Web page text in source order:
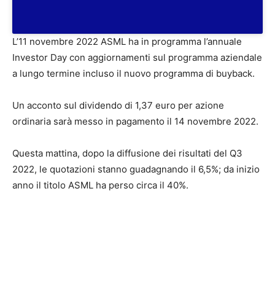
L’11 novembre 2022 ASML ha in programma l’annuale
Investor Day con aggiornamenti sul programma aziendale
a lungo termine incluso il nuovo programma di buyback.
Un acconto sul dividendo di 1,37 euro per azione
ordinaria sarà messo in pagamento il 14 novembre 2022.
Questa mattina, dopo la diffusione dei risultati del Q3
2022, le quotazioni stanno guadagnando il 6,5%; da inizio
anno il titolo ASML ha perso circa il 40%.